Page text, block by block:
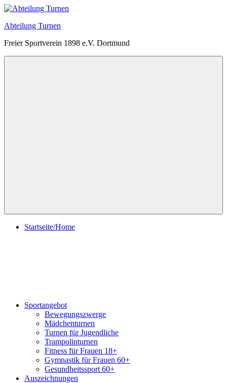
Zum
springen
Abteilung Turnen
Freier Sportverein 1898 e.V. Dortmund
Startseite/Home
Sportangebot
Bewegungszwerge
Mädchenturnen
Turnen für Jugendliche
Trampolinturnen
Fitness für Frauen 18+
Gymnastik für Frauen 60+
Gesundheitssport 60+
Auszeichnungen